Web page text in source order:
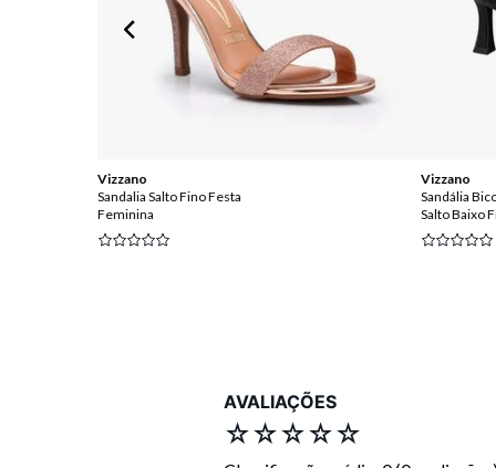
Vizzano
Sandalia Salto Fino Festa
Feminina
Vizzano
Sandália
Salto Baixo
AVALIAÇÕES
☆☆☆☆☆